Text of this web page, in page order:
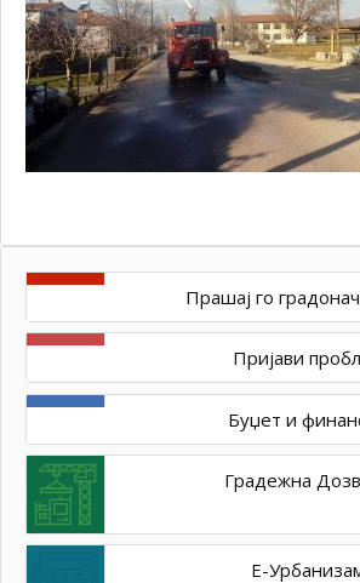
Прашај го
Пријави
Буџет и
Градежна
Е-